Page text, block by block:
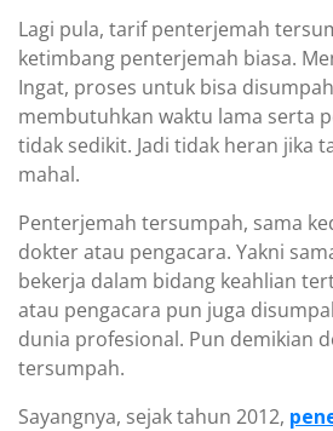
Lagi pula, tarif penterjemah
ketimbang penterjemah biasa.
Ingat, proses untuk bisa
membutuhkan waktu lama serta
tidak sedikit. Jadi tidak heran jika
mahal.
Penterjemah tersumpah, sama
dokter atau pengacara. Yakni
bekerja dalam bidang keahlian
atau pengacara pun juga
dunia profesional. Pun demikian
tersumpah.
Sayangnya, sejak tahun 2012,